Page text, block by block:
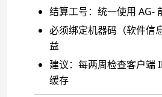
结算工号：统一使用 AG-
必须绑定机器码（软件信
益
建议：每两周检查客户端
缓存